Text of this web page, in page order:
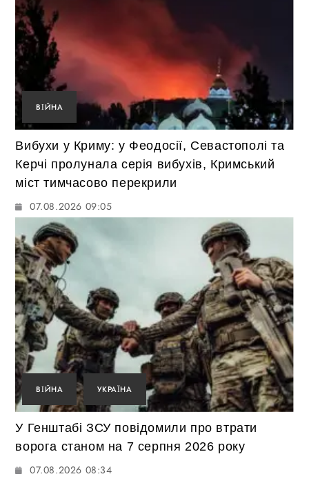
ВІЙНА
Вибухи у Криму: у Феодосії, Севастополі та
Керчі пролунала серія вибухів, Кримський
міст тимчасово перекрили
07.08.2026 09:05
ВІЙНА УКРАЇНА
У Генштабі ЗСУ повідомили про втрати
ворога станом на 7 серпня 2026 року
07.08.2026 08:34